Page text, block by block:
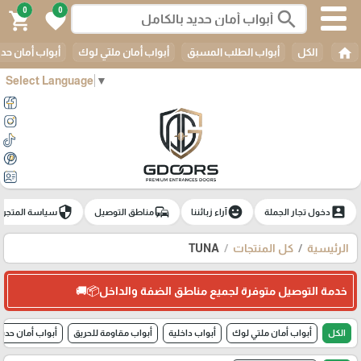
Select Language ▼
search
0
favorite
0
shopping_cart
home الكل أبواب الطلب المسبق أبواب أمان ملتي لوك أبواب أمان
account_boxدخول تجار الجملة emoji_emotionsآراء زبائننا commuteمناطق التوصيل securityسياسة المتجر
الرئيسية كل المنتجات TUNA
خدمة التوصيل متوفرة لجميع مناطق الضفة والداخل📦🚚
الكل أبواب أمان ملتي لوك أبواب داخلية أبواب مقاومة للحريق أبواب أمان